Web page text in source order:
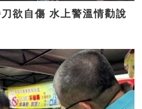
上警溫情勸說